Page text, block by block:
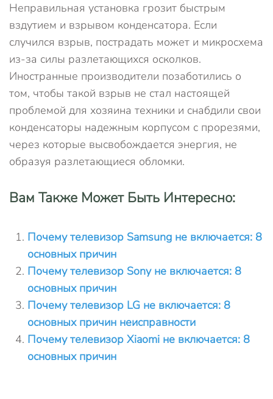
Неправильная установка грозит быстрым
вздутием и взрывом конденсатора. Если
случился взрыв, пострадать может и микросхема
из-за силы разлетающихся осколков.
Иностранные производители позаботились о
том, чтобы такой взрыв не стал настоящей
проблемой для хозяина техники и снабдили свои
конденсаторы надежным корпусом с прорезями,
через которые высвобождается энергия, не
образуя разлетающиеся обломки.
Вам Также Может Быть Интересно:
Почему телевизор Samsung не включается: 8
основных причин
Почему телевизор Sony не включается: 8
основных причин
Почему телевизор LG не включается: 8
основных причин неисправности
Почему телевизор Xiaomi не включается: 8
основных причин